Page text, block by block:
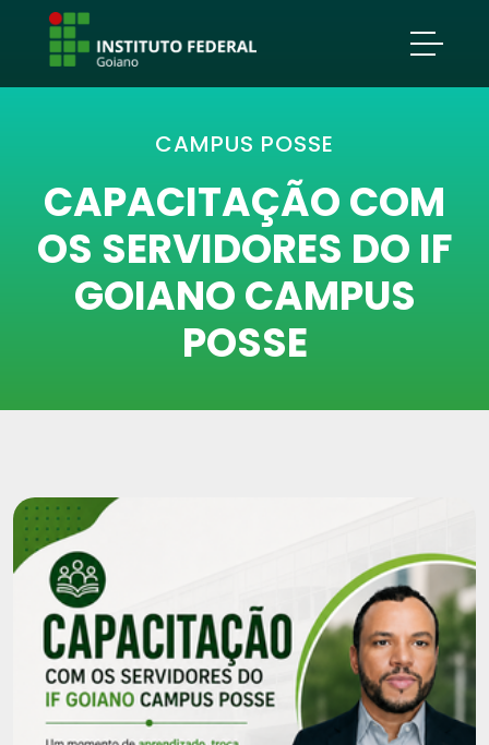
CAMPUS POSSE
CAPACITAÇÃO COM
OS SERVIDORES DO IF
GOIANO CAMPUS
POSSE